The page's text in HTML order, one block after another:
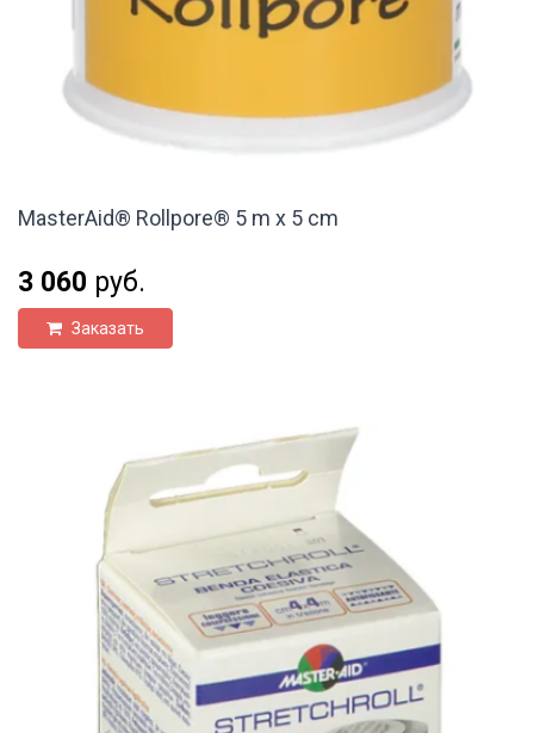
MasterAid® Rollpore® 5 m x 5 cm
3 060 руб.
Заказать